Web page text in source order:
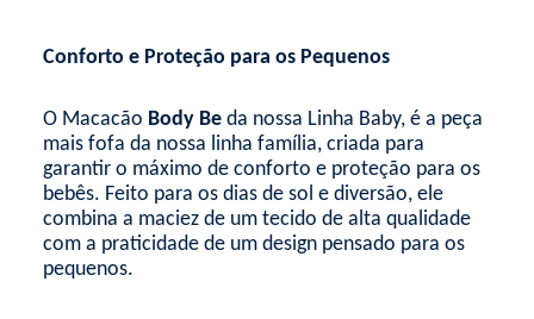
Conforto e Proteção para os Pequenos
O Macacão Body Beda nossa Linha Baby, é a peça
mais fofa da nossa linha família, criada para
garantir o máximo de conforto e proteção para os
bebês. Feito para os dias de sol e diversão, ele
combina a maciez de um tecido de alta qualidade
com a praticidade de um design pensado para os
pequenos.